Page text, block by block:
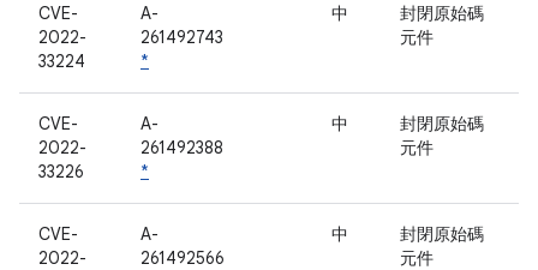
CVE-
2022-
33224
A-
261492743
*
中
封閉原始碼
元件
CVE-
2022-
33226
A-
261492388
*
中
封閉原始碼
元件
CVE-
2022-
A-
261492566
中
封閉原始碼
元件